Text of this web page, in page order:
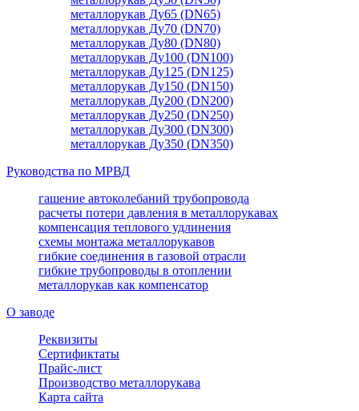
металлорукав Ду65 (DN65)
металлорукав Ду70 (DN70)
металлорукав Ду80 (DN80)
металлорукав Ду100 (DN100)
металлорукав Ду125 (DN125)
металлорукав Ду150 (DN150)
металлорукав Ду200 (DN200)
металлорукав Ду250 (DN250)
металлорукав Ду300 (DN300)
металлорукав Ду350 (DN350)
Руководства по МРВД
гашение автоколебаний трубопровода
расчеты потери давления в металлорукавах
компенсация теплового удлинения
схемы монтажа металлорукавов
гибкие соединения в газовой отрасли
гибкие трубопроводы в отоплении
металлорукав как компенсатор
О заводе
Реквизиты
Сертификтаты
Прайс-лист
Производство металлорукава
Карта сайта